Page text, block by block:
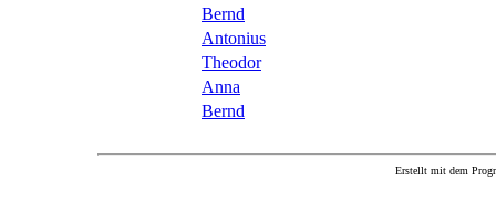
Bernd
Antonius
Theodor
Anna
Bernd
Erstellt mit dem